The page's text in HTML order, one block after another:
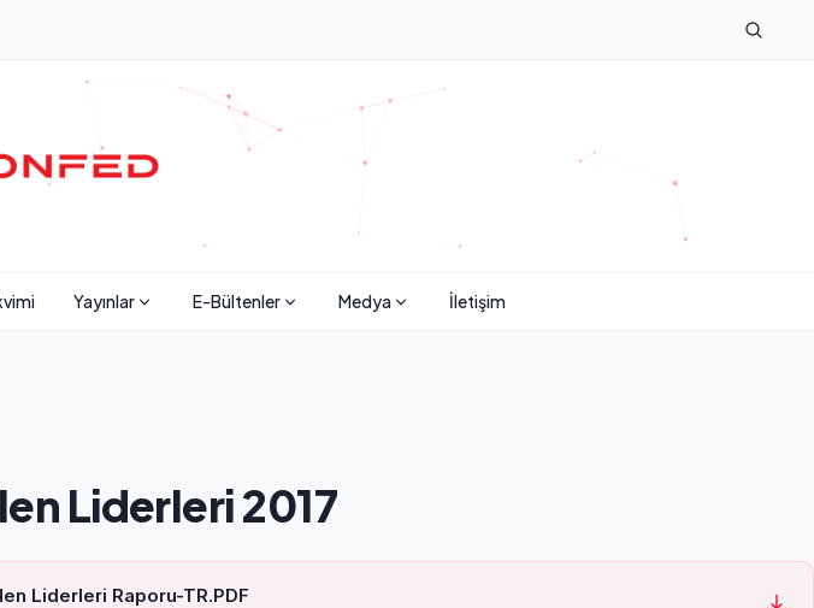
Yayınlar E-Bültenler Medya İletişim
Liderleri 2017
Liderleri Raporu-TR.PDF